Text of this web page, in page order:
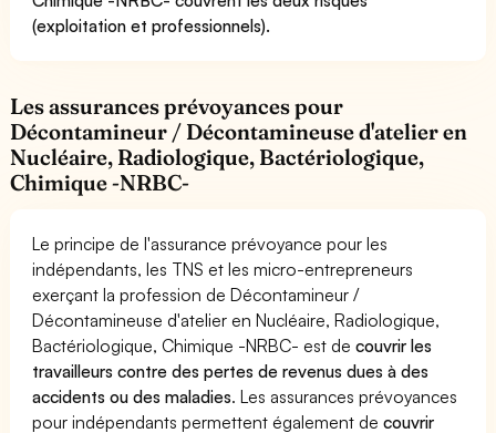
(exploitation et professionnels).
Les assurances prévoyances pour
Décontamineur / Décontamineuse d'atelier en
Nucléaire, Radiologique, Bactériologique,
Chimique -NRBC-
Le principe de l'assurance prévoyance pour les
indépendants, les TNS et les micro-entrepreneurs
exerçant la profession de Décontamineur /
Décontamineuse d'atelier en Nucléaire, Radiologique,
Bactériologique, Chimique -NRBC- est decouvrir les
travailleurs contre des pertes de revenus dues à des
accidents ou des maladies. Les assurances prévoyances
pour indépendants permettent également decouvrir